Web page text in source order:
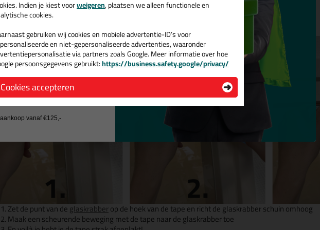
💡
Wil je superstrak afplakken? Gebruik een
Zet de punt van deglaskrabberop de hoek van de tape en richt de glaskrabber schuin omhoog
Maak een scheurende beweging met de tape naar de glaskrabber toe
Indien je kiest voorweigeren, plaatsen we alleen functionele en
cookies.
gebruiken wij cookies en mobiele advertentie-ID’s voor
en niet-gepersonaliseerde advertenties, waaronder
via partners zoals Google. Meer informatie over hoe
persoonsgegevens gebruikt:https://business.safety.google/privacy/
Cookies accepteren
€35,-bij je eerste bestelling!
de actiecode ›
geen cadeau
vanaf €125,-